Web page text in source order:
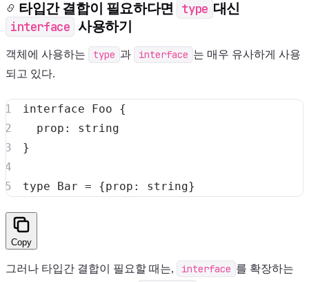
타입간 결합이 필요하다면 type 대신
interface 사용하기
객체에 사용하는 type 과 interface 는 매우 유사하게 사용
되고 있다.
interface Foo
{
  prop
:
string
}
type Bar = {prop : string}
Copy
그러나 타입간 결합이 필요할 때는, interface 를 확장하는